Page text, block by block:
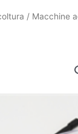
/ Macchine